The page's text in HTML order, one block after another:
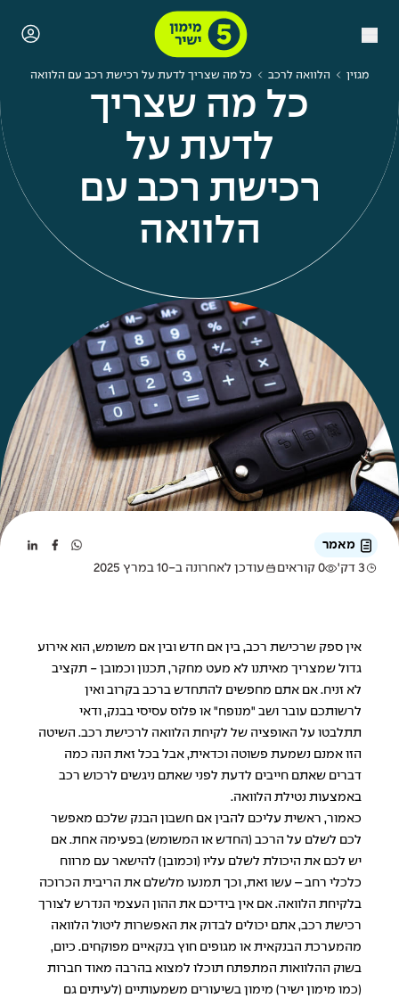
מגזין הלוואה לרכב כל מה שצריך לדעת על רכישת רכב עם הלוואה
כל מה שצריך
לדעת על
רכישת רכב עם
הלוואה
מאמר
3 דק'
0 קוראים עודכן לאחרונה ב-10 במרץ 2025
אין ספק שרכישת רכב, בין אם חדש ובין אם משומש, הוא אירוע
גדול שמצריך מאיתנו לא מעט מחקר, תכנון וכמובן - תקציב
לא זניח. אם אתם מחפשים להתחדש ברכב בקרוב ואין
לרשותכם עובר ושב "מנופח" או פלוס עסיסי בבנק, ודאי
תתלבטו על האופציה של לקיחת הלוואה לרכישת רכב. השיטה
הזו אמנם נשמעת פשוטה וכדאית, אבל בכל זאת הנה כמה
דברים שאתם חייבים לדעת לפני שאתם ניגשים לרכוש רכב
באמצעות נטילת הלוואה.
כאמור, ראשית עליכם להבין אם חשבון הבנק שלכם מאפשר
לכם לשלם על הרכב (החדש או המשומש) בפעימה אחת. אם
יש לכם את היכולת לשלם עליו (וכמובן) להישאר עם מרווח
כלכלי רחב – עשו זאת, וכך תמנעו מלשלם את הריבית הכרוכה
בלקיחת הלוואה. אם אין בידיכם את ההון העצמי הנדרש לצורך
רכישת רכב, אתם יכולים לבדוק את האפשרות ליטול הלוואה
מהמערכת הבנקאית או מגופים חוץ בנקאיים מפוקחים. כיום,
בשוק ההלוואות המתפתח תוכלו למצוא בהרבה מאוד חברות
(כמו מימון ישיר) מימון בשיעורים משמעותיים (לעיתים גם